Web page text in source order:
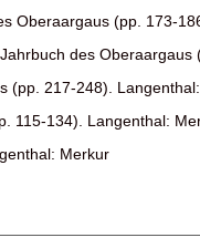
Oberaargaus (pp. 173-
des
(pp. 217-248).
115-134). Langenthal:
Merkur